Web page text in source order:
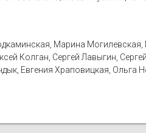
Марина
Колган, Сергей Лавыгин,
Евгения Храповицкая,